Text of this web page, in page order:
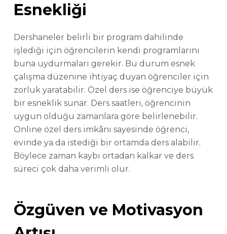
Esnekliği
Dershaneler belirli bir program dahilinde
işlediği için öğrencilerin kendi programlarını
buna uydurmaları gerekir. Bu durum esnek
çalışma düzenine ihtiyaç duyan öğrenciler için
zorluk yaratabilir. Özel ders ise öğrenciye büyük
bir esneklik sunar. Ders saatleri, öğrencinin
uygun olduğu zamanlara göre belirlenebilir.
Online özel ders imkânı sayesinde öğrenci,
evinde ya da istediği bir ortamda ders alabilir.
Böylece zaman kaybı ortadan kalkar ve ders
süreci çok daha verimli olur.
Özgüven ve Motivasyon